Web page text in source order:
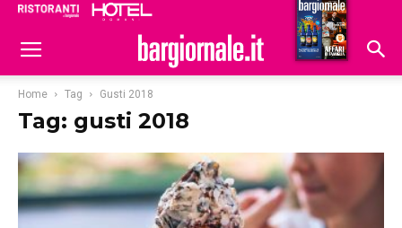
Hoteldomani
Home Tag Gusti 2018
Tag: gusti 2018